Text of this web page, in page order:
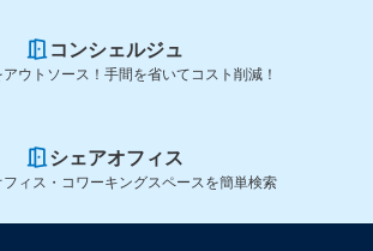
コンシェルジュ
ウトソース！手間を省いてコスト削減！
シェアオフィス
ィス・コワーキングスペースを簡単検索